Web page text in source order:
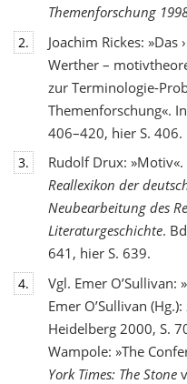
Themenforschung
2.
Joachim Rickes:
Werther –
zur Terminologie-
Themenforschung«.
406–420, hier S. 406.
3.
Rudolf Drux: »Motiv«.
Reallexikon der
Neubearbeitung des
Literaturgeschichte.
641, hier S. 639.
4.
Vgl. Emer
Emer O’Sullivan (Hg.):
Heidelberg 2000, S.
Wampole: »The
York Times: The Stone